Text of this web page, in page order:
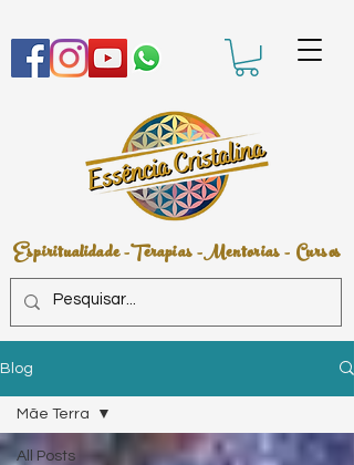
Espiritualidade -Terapias -Mentorias - Cursos
Blog
All Posts
Mãe Terra